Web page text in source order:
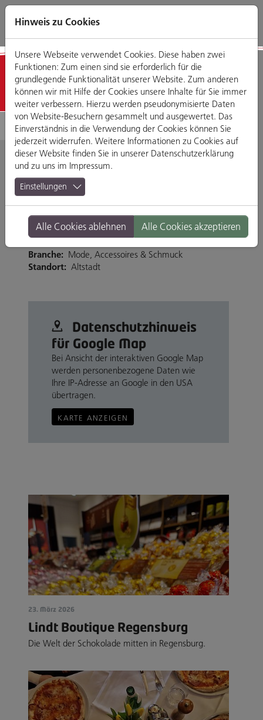
Direkt
zum
Zum
Hauptmenü
Zum
Footermenü
Zur
Website-
Mode & Accessoires
Hetzenecker H.
Lederwaren
Schäffnerstraße 15, 93047 Regensburg
Branche: Mode, Accessoires & Schmuck
Standort: Altstadt
Datenschutz­hinweis
für Google Map
Bei Ansicht der interaktiven Google Map
werden personenbezogene Daten wie
Ihre IP-Adresse an Google in den USA
übertragen.
KARTE ANZEIGEN
23. März 2026
Lindt Boutique Regensburg
Die Welt der Schokolade mitten in Regensburg.
Hinweis zu Cookies
Unsere Webseite verwendet Cookies. Diese haben zwei
Funktionen: Zum einen sind sie erforderlich für die
grundlegende Funktionalität unserer Website. Zum anderen
können wir mit Hilfe der Cookies unsere Inhalte für Sie immer
weiter verbessern. Hierzu werden pseudonymisierte Daten
von Website-Besuchern gesammelt und ausgewertet. Das
Einverständnis in die Verwendung der Cookies können Sie
jederzeit widerrufen. Weitere Informationen zu Cookies auf
dieser Website finden Sie in unserer Datenschutzerklärung
und zu uns im Impressum.
Einstellungen
Alle Cookies ablehnen Alle Cookies akzeptieren